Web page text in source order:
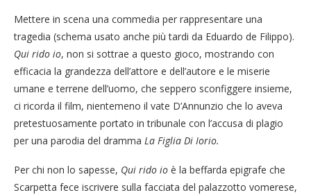
Mettere in scena una commedia per rappresentare una
tragedia (schema usato anche più tardi da Eduardo de Filippo).
Qui rido io, non si sottrae a questo gioco, mostrando con
efficacia la grandezza dell’attore e dell’autore e le miserie
umane e terrene dell’uomo, che seppero sconfiggere insieme,
ci ricorda il film, nientemeno il vate D’Annunzio che lo aveva
pretestuosamente portato in tribunale con l’accusa di plagio
per una parodia del dramma La Figlia Di Iorio.
Per chi non lo sapesse, Qui rido io è la beffarda epigrafe che
Scarpetta fece iscrivere sulla facciata del palazzotto vomerese,